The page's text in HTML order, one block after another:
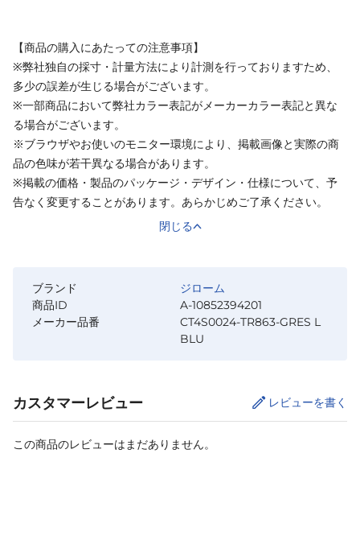
【商品の購入にあたっての注意事項】
※弊社独自の採寸・計量方法により計測を行っておりますため、
多少の誤差が生じる場合がございます。
※一部商品において弊社カラー表記がメーカーカラー表記と異な
る場合がございます。
※ブラウザやお使いのモニター環境により、掲載画像と実際の商
品の色味が若干異なる場合があります。
※掲載の価格・製品のパッケージ・デザイン・仕様について、予
告なく変更することがあります。あらかじめご了承ください。
閉じる
ブランド
ジローム
商品ID
A-10852394201
メーカー品番
CT4S0024-TR863-GRES L
BLU
カスタマーレビュー レビューを書く
この商品のレビューはまだありません。